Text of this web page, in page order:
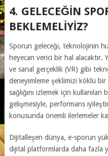
4. GELECEĞIN
BEKLEMELIYIZ?
Sporun geleceği, teknolojinin
heyecan verici bir hal alacaktır.
ve sanal gerçeklik (VR) gibi
deneyimleme şeklimizi köklü
sağlığını izlemek için
gelişmesiyle, performans
konusunda önemli ilerlemeler
Dijitalleşen dünya, e-sporun
dijital platformlarda daha fazla